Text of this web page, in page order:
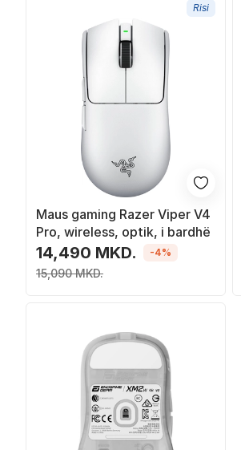
Risi
Maus gaming Razer Viper V4
Pro, wireless, optik, i bardhë
14,490 MKD.
15,090 MKD.
-4%